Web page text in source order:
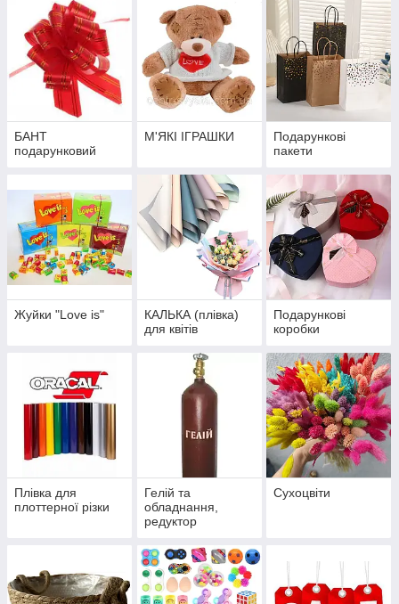
БАНТ
подарунковий
М'ЯКІ ІГРАШКИ
Подарункові
пакети
Жуйки "Love is"
КАЛЬКА (плівка)
для квітів
Подарункові
коробки
Плівка для
плоттерної різки
Гелій та
обладнання,
редуктор
Сухоцвіти